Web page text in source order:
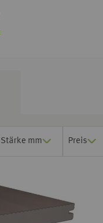
Stärke mm Preis